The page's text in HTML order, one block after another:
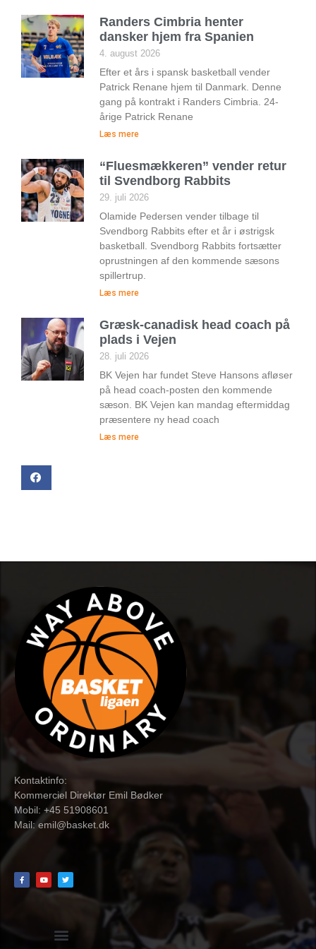
Randers Cimbria henter
dansker hjem fra Spanien
4. august 2026
Efter et års i spansk basketball vender
Patrick Renane hjem til Danmark. Denne
gang på kontrakt i Randers Cimbria. 24-
årige Patrick Renane
Læs mere
“Fluesmækkeren” vender retur
til Svendborg Rabbits
29. juli 2026
Olamide Pedersen vender tilbage til
Svendborg Rabbits efter et år i østrigsk
basketball. Svendborg Rabbits fortsætter
oprustningen af den kommende sæsons
spillertrup.
Læs mere
Græsk-canadisk head coach på
plads i Vejen
28. juli 2026
BK Vejen har fundet Steve Hansons afløser
på head coach-posten den kommende
sæson. BK Vejen kan mandag eftermiddag
præsentere ny head coach
Læs mere
Kontaktinfo:
Kommerciel Direktør Emil Bødker
Mobil: +45 51908601
Mail:emil@basket.dk